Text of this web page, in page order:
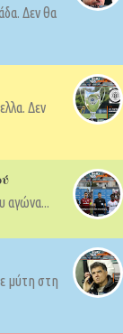
Δεν θα
Δεν
αγώνα...
μύτη στη